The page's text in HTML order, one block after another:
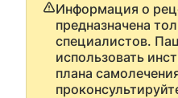
Информация о
предназначена
специалистов.
использовать
плана